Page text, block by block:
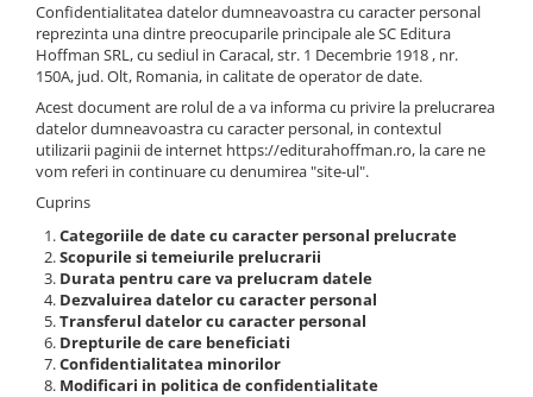
Eseu
Poezie
Proza scurta
Roman
Satira, umor
Teatru
Literatura
Clasica
Contemporana
Moderna
Romana
Universala
Povestile Hoffman
Scena Hoffman
Confidentialitatea datelor dumneavoastra cu caracter personal
reprezinta una dintre preocuparile principale ale SC Editura
Hoffman SRL, cu sediul in Caracal, str. 1 Decembrie 1918 , nr.
150A, jud. Olt, Romania, in calitate de operator de date.
Acest document are rolul de a va informa cu privire la prelucrarea
datelor dumneavoastra cu caracter personal, in contextul
utilizarii paginii de internet https://editurahoffman.ro, la care ne
vom referi in continuare cu denumirea "site-ul".
Cuprins
Categoriile de date cu caracter personal prelucrate
Scopurile si temeiurile prelucrarii
Durata pentru care va prelucram datele
Dezvaluirea datelor cu caracter personal
Transferul datelor cu caracter personal
Drepturile de care beneficiati
Confidentialitatea minorilor
Modificari in politica de confidentialitate